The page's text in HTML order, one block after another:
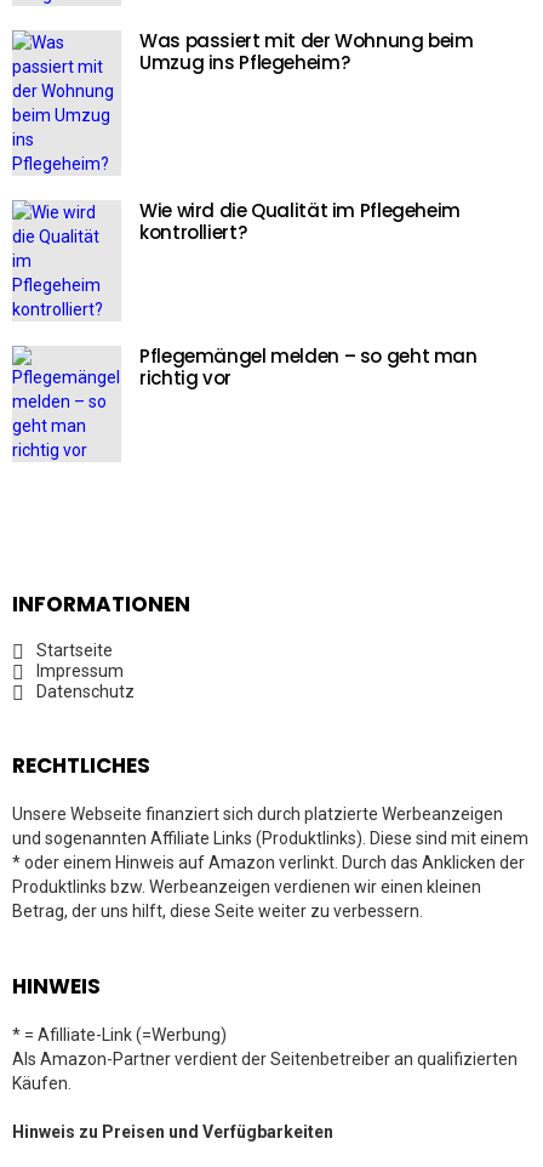
Was passiert mit der Wohnung beim
Umzug ins Pflegeheim?
Wie wird die Qualität im Pflegeheim
kontrolliert?
Pflegemängel melden – so geht man
richtig vor
INFORMATIONEN
Startseite
Impressum
Datenschutz
RECHTLICHES
Unsere Webseite finanziert sich durch platzierte Werbeanzeigen
und sogenannten Affiliate Links (Produktlinks). Diese sind mit einem
* oder einem Hinweis auf Amazon verlinkt. Durch das Anklicken der
Produktlinks bzw. Werbeanzeigen verdienen wir einen kleinen
Betrag, der uns hilft, diese Seite weiter zu verbessern.
HINWEIS
* = Afilliate-Link (=Werbung)
Als Amazon-Partner verdient der Seitenbetreiber an qualifizierten
Käufen.
Hinweis zu Preisen und Verfügbarkeiten